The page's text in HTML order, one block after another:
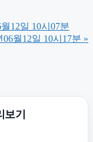
휴대폰성지
용인흥신소
12일 10시07분
월12일 10시17분 »
기